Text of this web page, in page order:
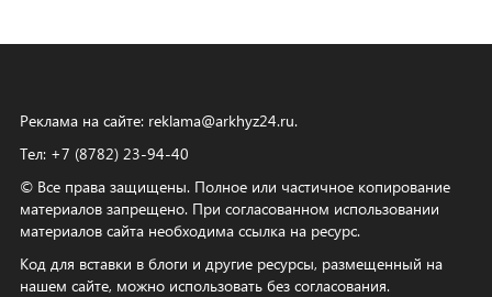
Реклама на сайте: reklama@arkhyz24.ru.
Тел: +7 (8782) 23‑94‑40
© Все права защищены. Полное или частичное копирование
материалов запрещено. При согласованном использовании
материалов сайта необходима ссылка на ресурс.
Код для вставки в блоги и другие ресурсы, размещенный на
нашем сайте, можно использовать без согласования.